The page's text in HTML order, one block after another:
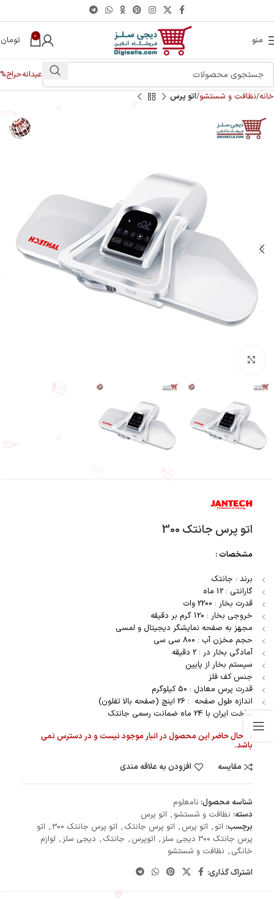
منو 0 تومان
عیدانهحراج%
خانه نظافت و شستشو اتو پرس
اتو پرس جانتک 300
مشخصات :
برند : جانتک
گارانتی : 12 ماه
قدرت بخار : 2200 وات
خروجی بخار : 120 گرم بر دقیقه
مجهز به صفحه نمایشگر دیجیتال و لمسی
حجم مخزن آب : 800 سی سی
آمادگی بخار در : 2 دقیقه
سیستم بخار از پایین
جنس کف فلز
قدرت پرس معادل : 50 کیلوگرم
اندازه طول صفحه : 26 اینچ (صفحه بالا تفلون)
ساخت ایران با 24 ماه ضمانت رسمی جانتک
در حال حاضر این محصول در انبار موجود نیست و در دسترس نمی
باشد.
مقایسه
افزودن به علاقه مندی
شناسه محصول: نامعلوم
دسته: نظافت و شستشو , اتو پرس
برچسب: اتو , اتو پرس , اتو پرس جانتک , اتو پرس جانتک 300 , اتو
پرس جانتک 300 دیجی سلز
, اتوپرس , جانتک , دیجی سلز, لوازم
خانگی , نظافت و شستشو
اشتراک گذاری: